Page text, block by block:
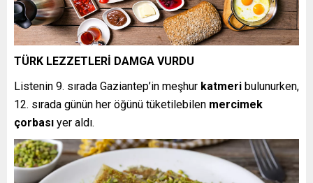
TÜRK LEZZETLERİ DAMGA VURDU
Listenin 9. sırada Gaziantep’in meşhur katmeri bulunurken,
12. sırada günün her öğünü tüketilebilen mercimek
çorbası yer aldı.